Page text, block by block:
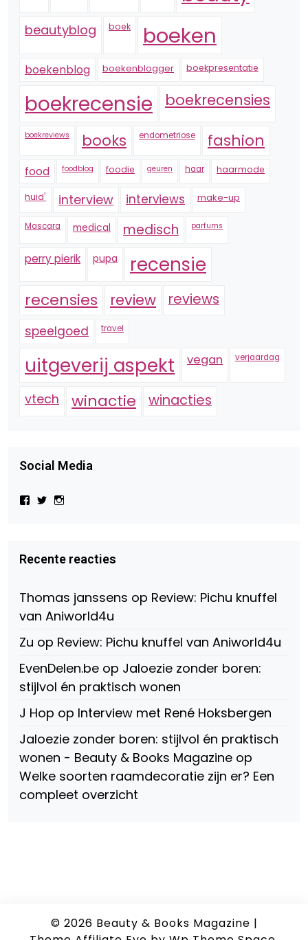
beautyblog boek boeken
boekenblog boekenblogger boekpresentatie
boekrecensie boekrecensies
boekreviews books endometriose fashion
food foodblog foodie geuren haar haarmode
huid' interview interviews make-up
Mascara medical medisch parfums
perry pierik pupa recensie
recensies review reviews
speelgoed travel
uitgeverij aspekt vegan verjaardag
vtech winactie winacties
Social Media
Bekijk
Beauty-
147775071915783/?
Facebook
Bekijk
op
Twitter
op
Instagram
Recente reacties
Thomas janssens op Review: Pichu knuffel
van Aniworld4u
Zu op Review: Pichu knuffel van Aniworld4u
EvenDelen.be op Jaloezie zonder boren:
stijlvol én praktisch wonen
J Hop op Interview met René Hoksbergen
Jaloezie zonder boren: stijlvol én praktisch
wonen - Beauty & Books Magazine op
Welke soorten raamdecoratie zijn er? Een
compleet overzicht
© 2026 Beauty & Books Magazine |